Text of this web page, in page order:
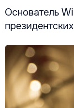
Основатель